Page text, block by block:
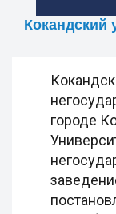
Кокандский
городе